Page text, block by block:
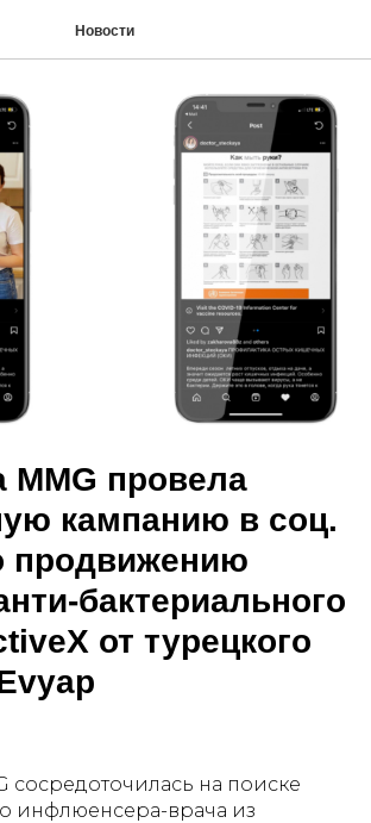
Новости
MMG провела
кампанию в соц.
продвижению
бактериального
от турецкого
сосредоточилась на поиске
инфлюенсера-врача из